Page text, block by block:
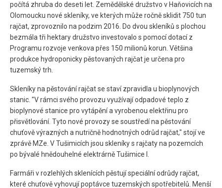
počítá zhruba do deseti let. Zemědělské družstvo v Haňovicích na
Olomoucku nové skleníky, ve kterých může ročně sklidit 750 tun
rajčat, zprovoznilo na podzim 2016. Do dvou skleníků s plochou
bezmála tři hektary družstvo investovalo s pomocí dotací z
Programu rozvoje venkova přes 150 milionů korun. Většina
produkce hydroponicky pěstovaných rajčat je určena pro
tuzemský trh.
Skleníky na pěstování rajčat se staví zpravidla u bioplynových
stanic. "V rámci svého provozu využívají odpadové teplo z
bioplynové stanice pro vytápění a vyrobenou elektřinu pro
přisvětlování. Tyto nové provozy se soustředí na pěstování
chuťově výrazných a nutričně hodnotných odrůd rajčat," stojí ve
zprávě MZe. V Tušimicích jsou skleníky s rajčaty na pozemcích
po bývalé hnědouhelné elektrárně Tušimice I.
Farmáři v rozlehlých sklenících pěstují speciální odrůdy rajčat,
které chuťově vyhovují poptávce tuzemských spotřebitelů. Menší